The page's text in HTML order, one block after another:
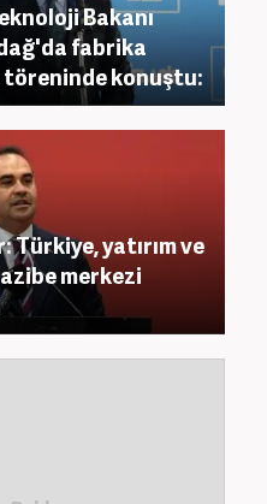
Bakanı
fabrika
konuştu:
Türkiye, yatırım ve
merkezi